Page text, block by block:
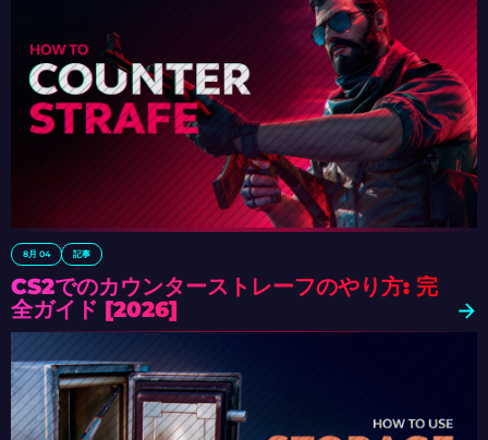
8月 04 記事
CS2でのカウンターストレーフのやり方: 完
全ガイド [2026]